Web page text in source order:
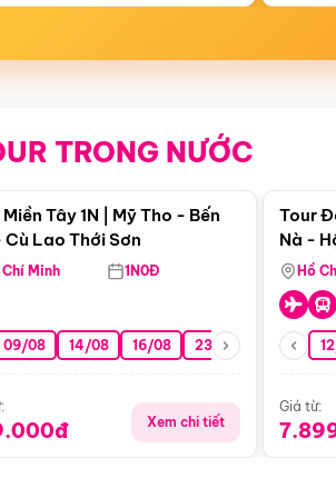
TRONG NƯỚC
Điểm nổi bật
Tây 1N | Mỹ Tho - Bến
Cù Lao Thới Sơn
Chí Minh 1N0Đ
09/08 14/08 16/08 23/08 30/08
Xem chi tiết
Tour
Nà -
Nha
Hồ
Giá từ: